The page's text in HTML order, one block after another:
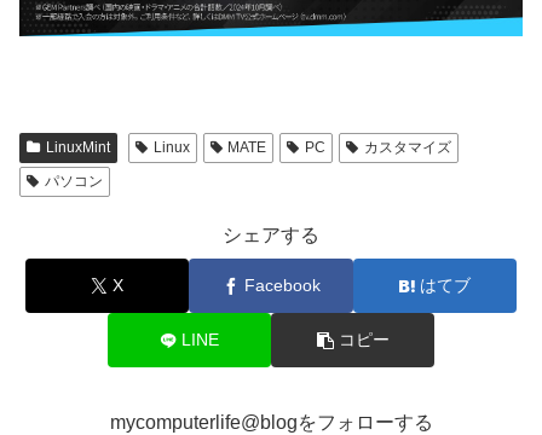
LinuxMint Linux MATE PC
カスタマイズ
パソコン
シェアする
X Facebook はてブ
LINE コピー
mycomputerlife@blogをフォローする